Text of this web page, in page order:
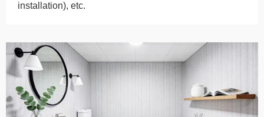
installation), etc.